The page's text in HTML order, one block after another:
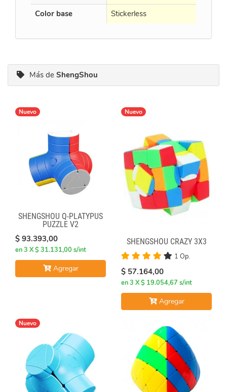
Color base
Stickerless
Más de ShengShou
Nuevo
SHENGSHOU Q-PLATYPUS
PUZZLE V2
$ 93.393,00
en 3 X $ 31.131,00 s/int
Agregar
Nuevo
SHENGSHOU CRAZY 3X3
1 Op.
$ 57.164,00
en 3 X $ 19.054,67 s/int
Agregar
Nuevo